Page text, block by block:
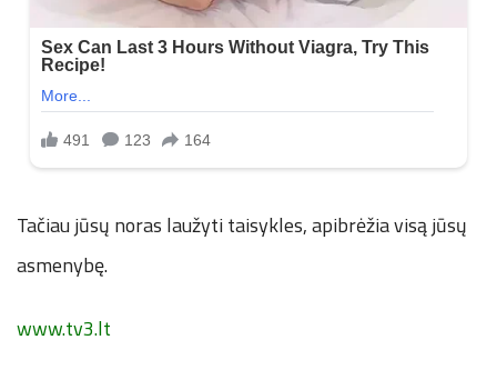
Tačiau jūsų noras laužyti taisykles, apibrėžia visą jūsų
asmenybę.
www.tv3.lt